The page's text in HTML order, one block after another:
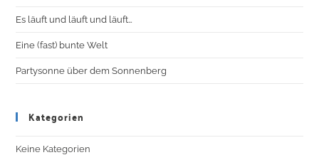
Es läuft und läuft und läuft…
Eine (fast) bunte Welt
Partysonne über dem Sonnenberg
Kategorien
Keine Kategorien